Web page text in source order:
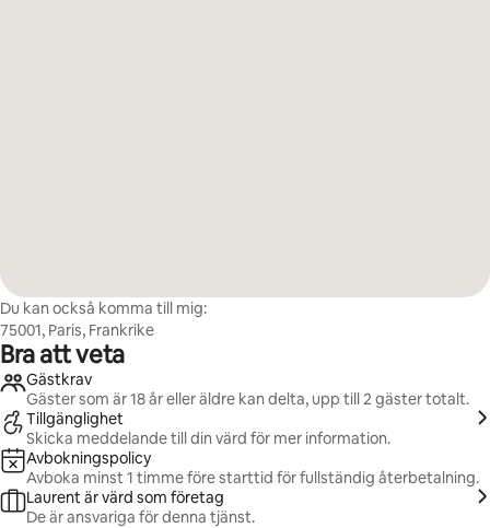
Du kan också komma till mig:
75001, Paris, Frankrike
Bra att veta
Gästkrav
Gäster som är 18 år eller äldre kan delta, upp till 2 gäster totalt.
Tillgänglighet
Skicka meddelande till din värd för mer information.
Avbokningspolicy
Avboka minst 1 timme före starttid för fullständig återbetalning.
Laurent är värd som företag
De är ansvariga för denna tjänst.